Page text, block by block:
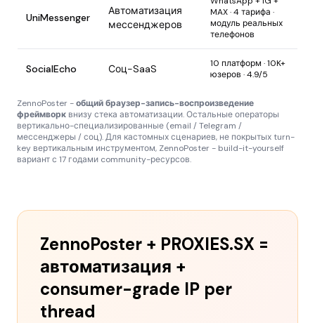
UniMessenger
Автоматизация
мессенджеров
MAX · 4 тарифа ·
модуль реальных
телефонов
SocialEcho Соц-SaaS
10 платформ · 10K+
юзеров · 4.9/5
ZennoPoster -общий браузер-запись-воспроизведение
фреймворк внизу стека автоматизации. Остальные операторы
вертикально-специализированные (email / Telegram /
мессенджеры / соц). Для кастомных сценариев, не покрытых turn-
key вертикальным инструментом, ZennoPoster - build-it-yourself
вариант с 17 годами community-ресурсов.
ZennoPoster + PROXIES.SX =
автоматизация +
consumer-grade IP per
thread